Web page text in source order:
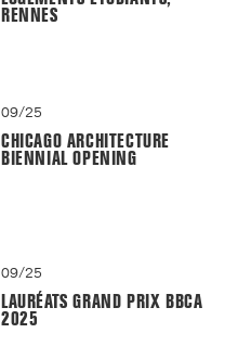
RENNES
09/25
CHICAGO ARCHITECTURE
BIENNIAL OPENING
09/25
LAURÉATS GRAND PRIX BBCA
2025